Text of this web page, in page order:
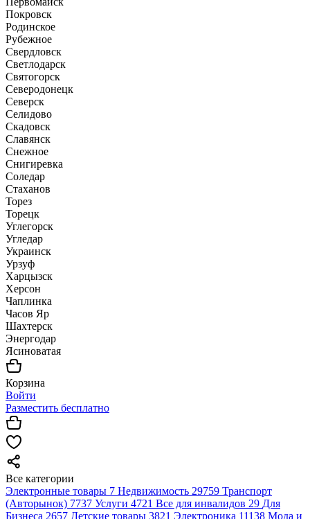
Покровск
Родинское
Рубежное
Свердловск
Светлодарск
Святогорск
Северодонецк
Северск
Селидово
Скадовск
Славянск
Снежное
Снигиревка
Соледар
Стаханов
Торез
Торецк
Углегорск
Угледар
Украинск
Урзуф
Харцызск
Херсон
Чаплинка
Часов Яр
Шахтерск
Энергодар
Ясиноватая
Корзина
Войти
Разместить бесплатно
Все категории
Электронные товары 7 Недвижимость 29759 Транспорт
(Авторынок) 7737 Услуги 4721 Все для инвалидов 29 Для
Бизнеса 2657 Детские товары 3821 Электроника 11138 Мода и